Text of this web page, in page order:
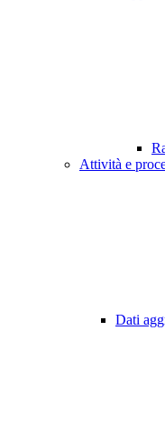
Attività e
Dati